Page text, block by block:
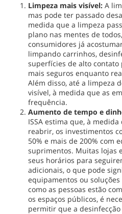
Limpeza mais visível: A
mas pode ter passado
medida que a limpeza
plano nas mentes de
consumidores já
limpando carrinhos,
superfícies de alto contato
mais seguros enquanto
Além disso, até a limpeza
visível, à medida que as
frequência.
Aumento de tempo e
ISSA estima que, à
reabrir, os investimentos
50% e mais de 200% com
suprimentos. Muitas lojas
seus horários para
adicionais, o que pode
equipamentos ou
como as pessoas estão
os espaços públicos, é
permitir que a